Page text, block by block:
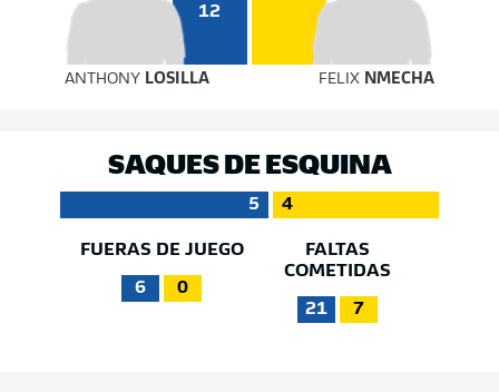
12
ANTHONY LOSILLA FELIX NMECHA
SAQUES DE ESQUINA
5 4
FUERAS DE JUEGO
6 0
FALTAS
COMETIDAS
21 7